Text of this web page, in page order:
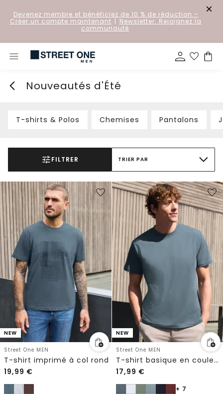
Devenez membre et bénéficiez de 10 % de réduction –
Créer un compte maintenant | Newsletter: Rejoignez la
communauté
Nouveautés d'Été
T-shirts & Polos Chemises Pantalons
FILTRER TRIER PAR
NEW
Street One MEN
T-shirt imprimé à col rond
19,99 €
NEW
Street One MEN
T-shirt basique en couleur unie
17,99 €
+ 7